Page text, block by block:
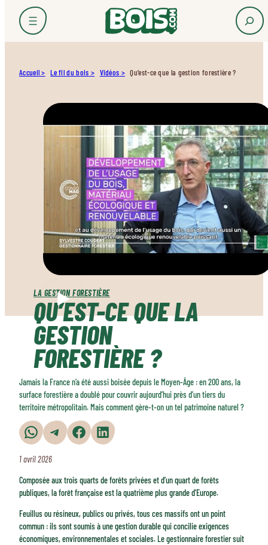
Accueil Le fil du bois Vidéos Qu’est-ce que la gestion forestière ?
LA GESTION FORESTIÈRE
QU’EST-CE QUE LA
GESTION
FORESTIÈRE ?
Jamais la France n’a été aussi boisée depuis le Moyen-Âge : en 200 ans, la
surface forestière a doublé pour couvrir aujourd’hui près d’un tiers du
territoire métropolitain. Mais comment gère-t-on un tel patrimoine naturel ?
Partager sur WhatsApp Partager sur Telegram Partager sur Facebook Partager sur LinkedIn
1 avril 2026
Composée aux trois quarts de forêts privées et d’un quart de forêts
publiques, la forêt française est la quatrième plus grande d’Europe.
Feuillus ou résineux, publics ou privés, tous ces massifs ont un point
commun : ils sont soumis à une gestion durable qui concilie exigences
économiques, environnementales et sociales. Le gestionnaire forestier suit